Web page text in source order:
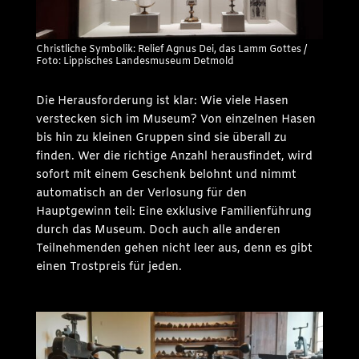
Christliche Symbolik: Relief Agnus Dei, das Lamm Gottes /
Foto: Lippisches Landesmuseum Detmold
Die Herausforderung ist klar: Wie viele Hasen
verstecken sich im Museum? Von einzelnen Hasen
bis hin zu kleinen Gruppen sind sie überall zu
finden. Wer die richtige Anzahl herausfindet, wird
sofort mit einem Geschenk belohnt und nimmt
automatisch an der Verlosung für den
Hauptgewinn teil: Eine exklusive Familienführung
durch das Museum. Doch auch alle anderen
Teilnehmenden gehen nicht leer aus, denn es gibt
einen Trostpreis für jeden.